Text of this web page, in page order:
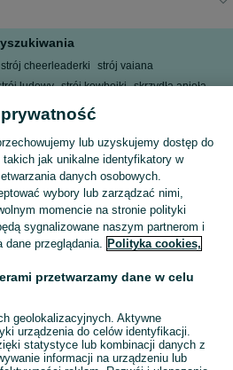
strój cheerleaderki
strój vaiana
ludowy strój kowbojki skrzydła anioła
dzwony dla dziewczynki,strój
lub uzyskujemy dostęp do
jak unikalne identyfikatory w
danych osobowych.
wybory lub zarządzać nimi,
momencie na stronie polityki
sygnalizowane naszym partnerom i
dane przeglądania. Polityka cookies,
przetwarzamy dane w celu
geolokalizacyjnych. Aktywne
urządzenia do celów identyfikacji.
statystyce lub kombinacji danych z
informacji na urządzeniu lub